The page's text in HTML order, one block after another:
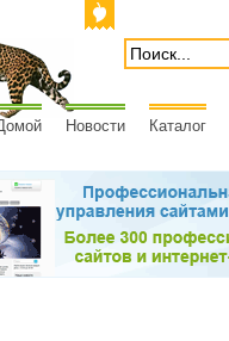
Новости Каталог